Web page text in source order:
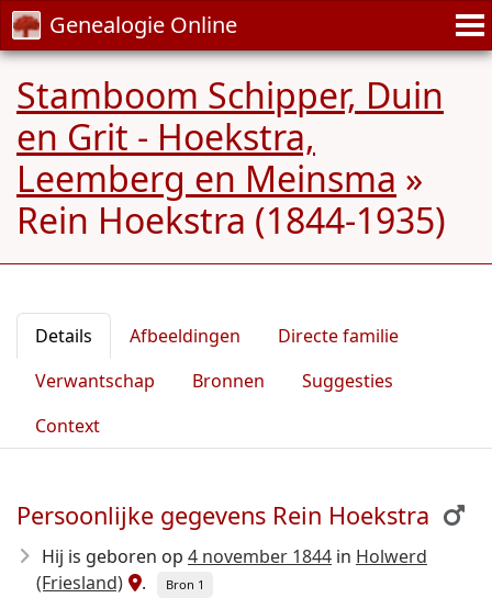
Genealogie Online
Stamboom Schipper, Duin
en Grit - Hoekstra,
Leemberg en Meinsma »
Rein Hoekstra (1844-1935)
Details Afbeeldingen
Directe familie
Verwantschap
Bronnen
Suggesties
Context
Persoonlijke gegevens Rein Hoekstra
Hij is geboren op 4 november 1844 in Holwerd
(Friesland)
. Bron 1